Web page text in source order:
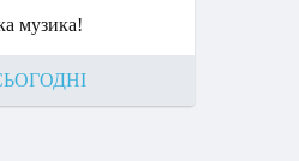
музика!